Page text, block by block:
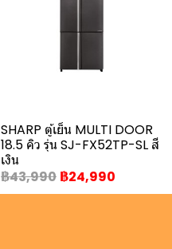
SHARP ตู้เย็น MULTI DOOR
18.5 คิว รุ่น SJ-FX52TP-SL สี
เงิน
฿43,990 ฿24,990